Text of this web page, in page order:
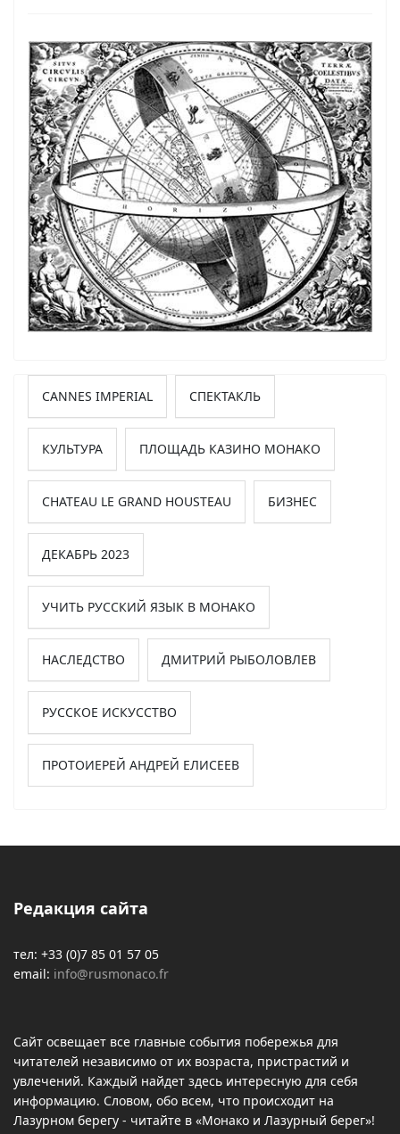
CANNES IMPERIAL СПЕКТАКЛЬ
КУЛЬТУРА ПЛОЩАДЬ КАЗИНО МОНАКО
CHATEAU LE GRAND HOUSTEAU БИЗНЕС
ДЕКАБРЬ 2023
УЧИТЬ РУССКИЙ ЯЗЫК В МОНАКО
НАСЛЕДСТВО ДМИТРИЙ РЫБОЛОВЛЕВ
РУССКОЕ ИСКУССТВО
ПРОТОИЕРЕЙ АНДРЕЙ ЕЛИСЕЕВ
Редакция сайта
тел: +33 (0)7 85 01 57 05
email: info@rusmonaco.fr
Сайт освещает все главные события побережья для
читателей независимо от их возраста, пристрастий и
увлечений. Каждый найдет здесь интересную для себя
информацию. Словом, обо всем, что происходит на
Лазурном берегу - читайте в «Монако и Лазурный берег»!